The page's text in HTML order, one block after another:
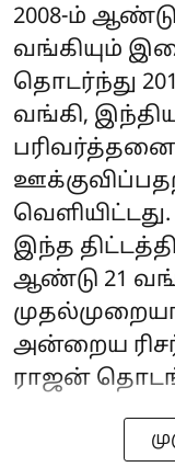
2008-ம்
வங்கியும்
தொடர்ந்து
வங்கி,
வெளியிட்டது.
இந்த
ஆண்டு 21
அன்றைய
ராஜன்